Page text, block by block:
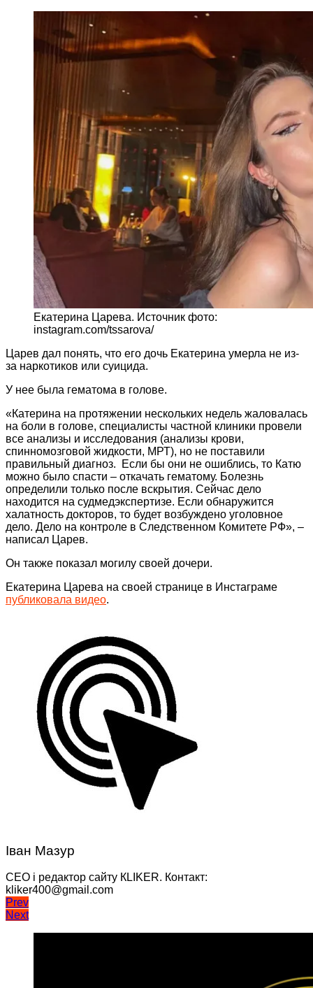
Екатерина Царева. Источник фото:
instagram.com/tssarova/
Царев дал понять, что его дочь Екатерина умерла не из-
за наркотиков или суицида.
У нее была гематома в голове.
«Катерина на протяжении нескольких недель жаловалась
на боли в голове, специалисты частной клиники провели
все анализы и исследования (анализы крови,
спинномозговой жидкости, МРТ), но не поставили
правильный диагноз. Если бы они не ошиблись, то Катю
можно было спасти – откачать гематому. Болезнь
определили только после вскрытия. Сейчас дело
находится на судмедэкспертизе. Если обнаружится
халатность докторов, то будет возбуждено уголовное
дело. Дело на контроле в Следственном Комитете РФ», –
написал Царев.
Он также показал могилу своей дочери.
Екатерина Царева на своей странице в Инстаграме
публиковала видео.
Іван Мазур
CEO і редактор сайту КLIKER. Контакт:
kliker400@gmail.com
Навігація
записів
Prev
Next